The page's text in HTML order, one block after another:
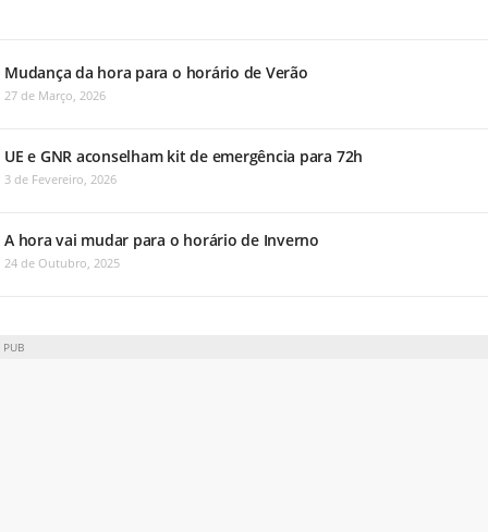
Mudança da hora para o horário de Verão
27 de Março, 2026
UE e GNR aconselham kit de emergência para 72h
3 de Fevereiro, 2026
A hora vai mudar para o horário de Inverno
24 de Outubro, 2025
PUB